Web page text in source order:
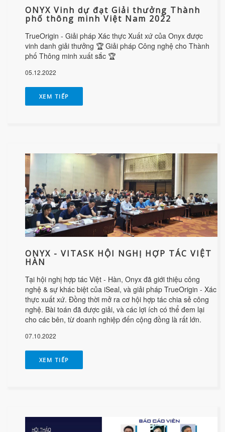
ONYX Vinh dự đạt Giải thưởng Thành
phố thông minh Việt Nam 2022
TrueOrigin - Giải pháp Xác thực Xuất xứ của Onyx được
vinh danh giải thưởng 🏆️ Giải pháp Công nghệ cho Thành
phố Thông minh xuất sắc 🏆️
05.12.2022
XEM TIẾP
ONYX - VITASK HỘI NGHỊ HỢP TÁC VIỆT
HÀN
Tại hội nghị hợp tác Việt - Hàn, Onyx đã giới thiệu công
nghệ & sự khác biệt của iSeal, và giải pháp TrueOrigin - Xác
thực xuất xứ. Đồng thời mở ra cơ hội hợp tác chia sẻ công
nghệ. Bài toán đã được giải, và các lợi ích có thể đem lại
cho các bên, từ doanh nghiệp đến cộng đồng là rất lớn.
07.10.2022
XEM TIẾP